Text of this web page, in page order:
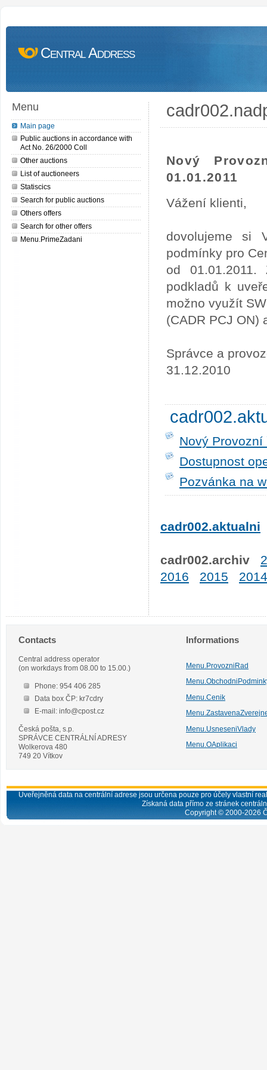
Central Address
Menu
Main page
Public auctions in accordance with
Act No. 26/2000 Coll
Other auctions
List of auctioneers
Statiscics
Search for public auctions
Others offers
Search for other offers
Menu.PrimeZadani
Nový
01.01.2011
Vážení klienti,
dovolujeme si
podmínky pro
od 01.01.2011.
podkladů k
možno využít
(CADR PCJ ON)
Správce a
31.12.2010
Nový
Dostupnost
Pozvánka na
cadr002.aktualni
cadr002.archiv
2016
2015 2014
Contacts
Central address operator
(on workdays from 08.00 to 15.00.)
Phone: 954 406 285
Data box ČP: kr7cdry
E-mail: info@cpost.cz
Česká pošta, s.p.
SPRÁVCE CENTRÁLNÍ ADRESY
Wolkerova 480
749 20 Vítkov
Informations
Menu.ProvozniRad
Menu.Cenik
Menu.UsneseniVlady
Menu.OAplikaci
Uveřejněná data na centrální adrese jsou určena pouze pro účely vlastní
Získaná data přímo ze stránek
Copyright © 2000-2026